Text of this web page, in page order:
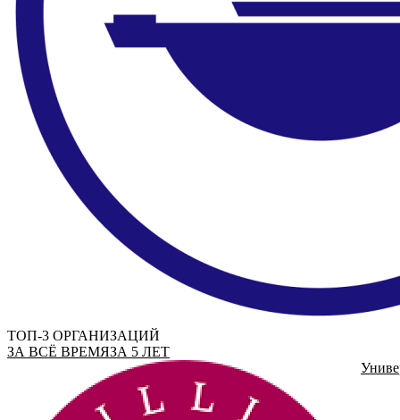
ТОП-3 ОРГАНИЗАЦИЙ
ЗА ВСЁ ВРЕМЯЗА 5 ЛЕТ